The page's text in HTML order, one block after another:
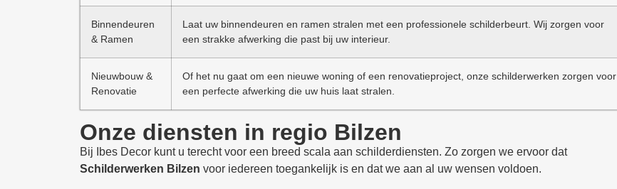
Binnendeuren
& Ramen
Laat uw binnendeuren en ramen stralen met een professionele schilderbeurt. Wij zorgen voor
een strakke afwerking die past bij uw interieur.
Nieuwbouw &
Renovatie
Of het nu gaat om een nieuwe woning of een renovatieproject, onze schilderwerken zorgen voor
een perfecte afwerking die uw huis laat stralen.
Onze diensten in regio Bilzen
Bij Ibes Decor kunt u terecht voor een breed scala aan schilderdiensten. Zo zorgen we ervoor dat
Schilderwerken Bilzen voor iedereen toegankelijk is en dat we aan al uw wensen voldoen.